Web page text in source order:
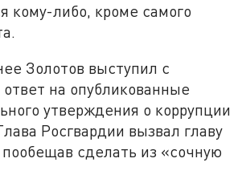
кому-либо, кроме самого
Золотов выступил с
на опубликованные
утверждения о коррупции
Росгвардии вызвал главу
сделать из «сочную